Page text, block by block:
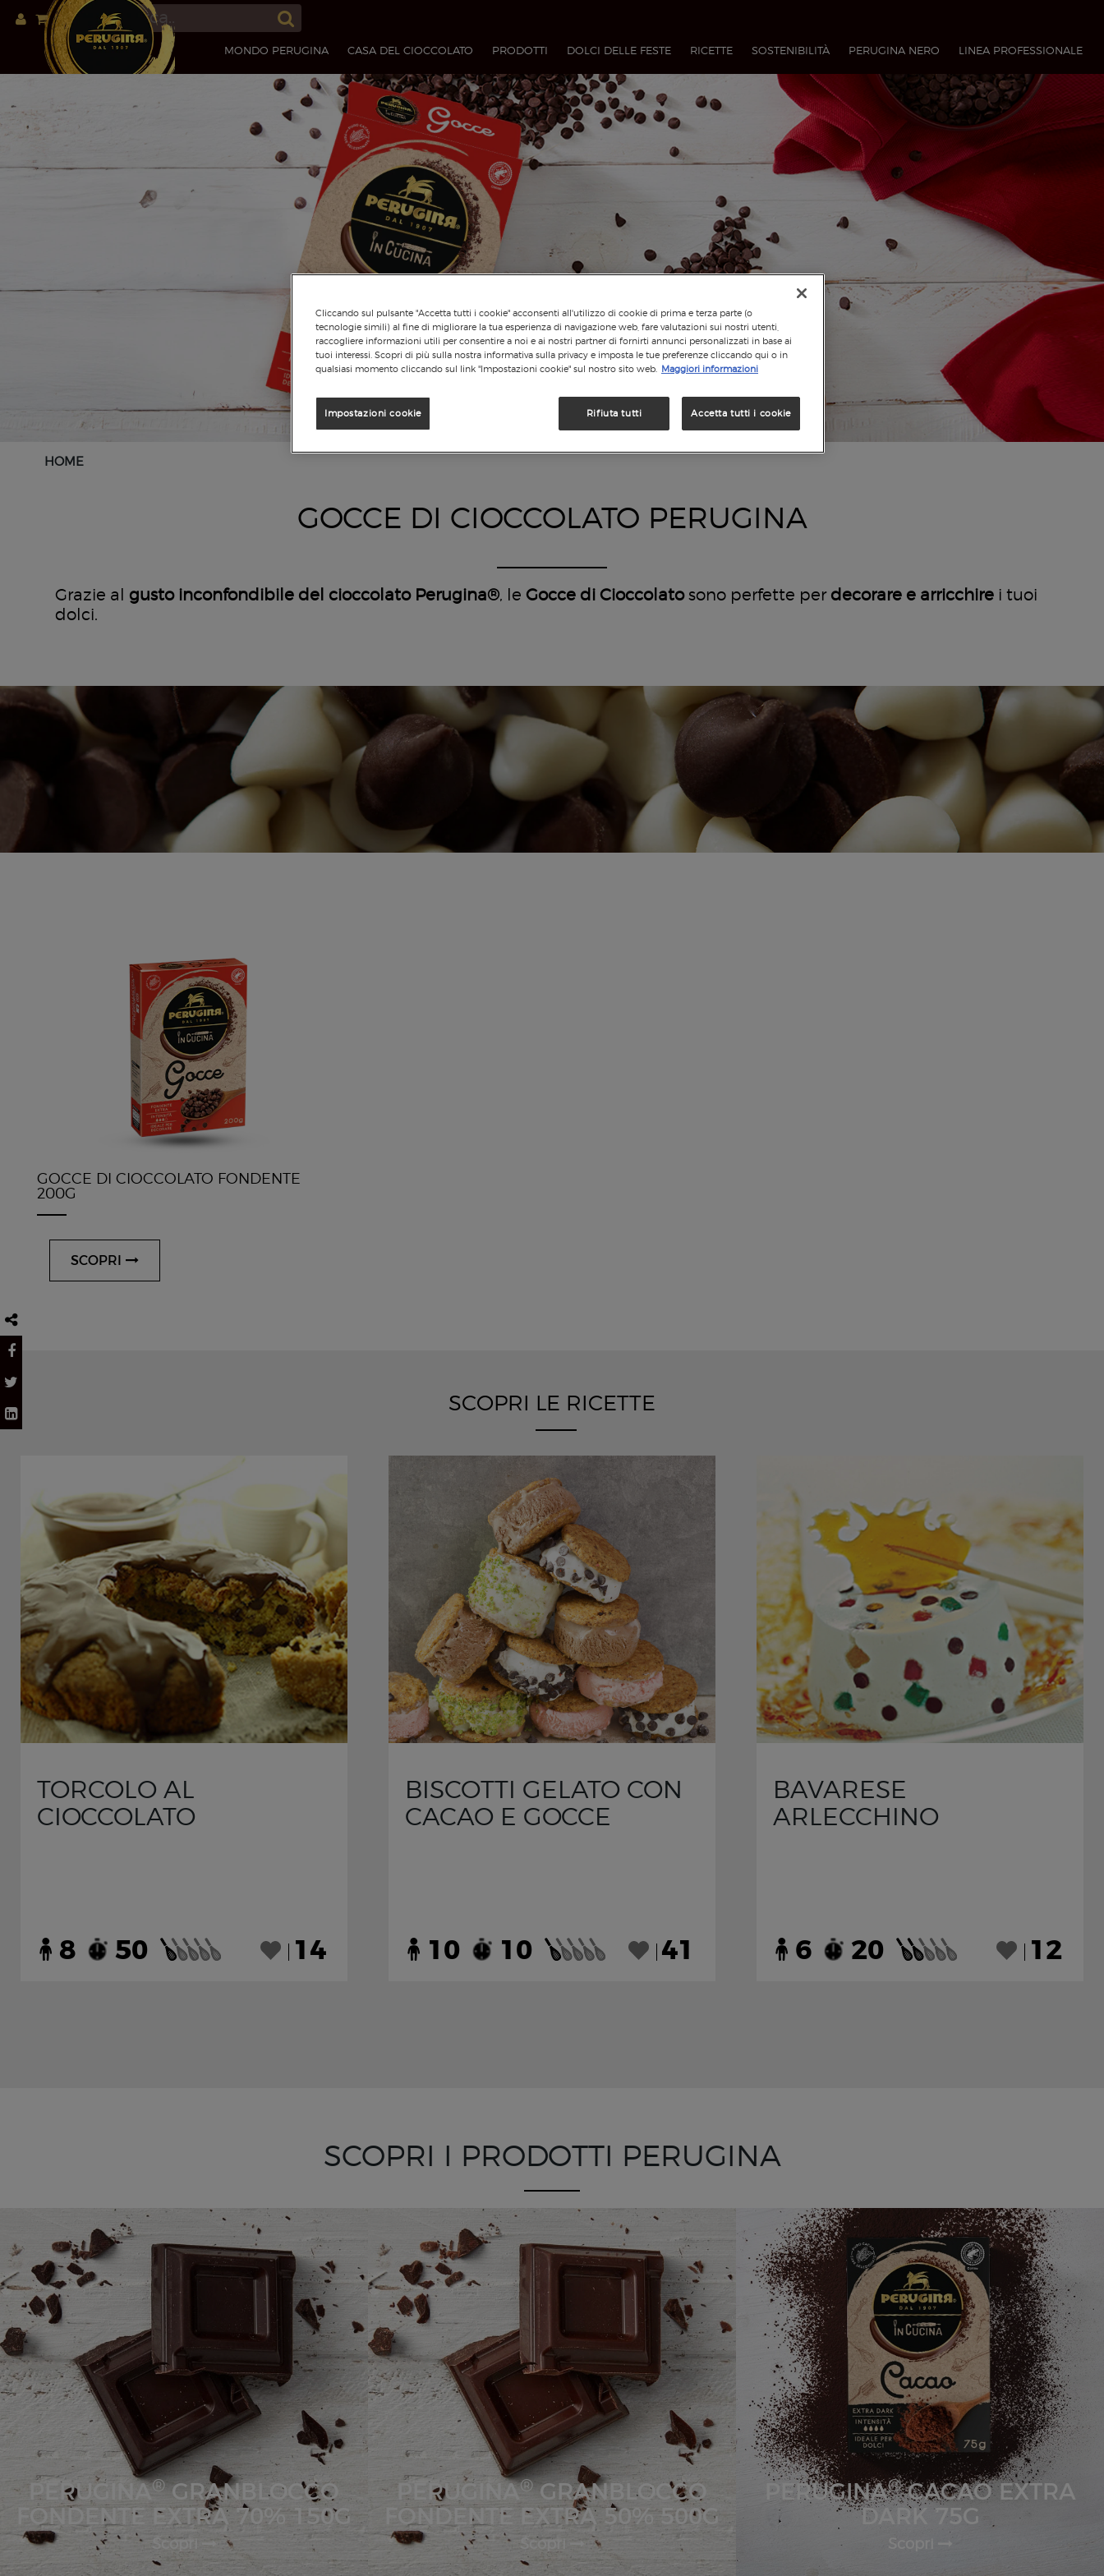
MONDO PERUGINA CASA DEL CIOCCOLATO PRODOTTI DOLCI DELLE FESTE RICETTE SOSTENIBILITÀ PERUGINA NERO LINEA PROFESSIONALE​
HOME
GOCCE DI CIOCCOLATO PERUGINA
Grazie al gusto inconfondibile del cioccolato Perugina®, leGocce di Cioccolatosono perfette perdecorare e arricchire i tuoi
dolci.
GOCCE DI CIOCCOLATO FONDENTE
200G
SCOPRI
SCOPRI LE RICETTE
TORCOLO AL
CIOCCOLATO
8 50 14
BISCOTTI GELATO CON
CACAO E GOCCE
10 10 41
BAVARESE
ARLECCHINO
6 20 12
SCOPRI I PRODOTTI PERUGINA
PERUGINA®GRANBLOCCO
FONDENTE EXTRA 70% 150G
Scopri
PERUGINA®GRANBLOCCO
FONDENTE EXTRA 50% 500G
Scopri
PERUGINA®CACAO EXTRA
DARK 75G
Scopri
Cliccando sul pulsante "Accetta tutti i cookie" acconsenti all'utilizzo di cookie di prima e terza parte (o
tecnologie simili) al fine di migliorare la tua esperienza di navigazione web, fare valutazioni sui nostri utenti,
raccogliere informazioni utili per consentire a noi e ai nostri partner di fornirti annunci personalizzati in base ai
tuoi interessi. Scopri di più sulla nostra informativa sulla privacy e imposta le tue preferenze cliccando qui o in
qualsiasi momento cliccando sul link "Impostazioni cookie" sul nostro sito web. Maggiori informazioni
Rifiuta tutti Accetta tutti i cookie
Impostazioni cookie